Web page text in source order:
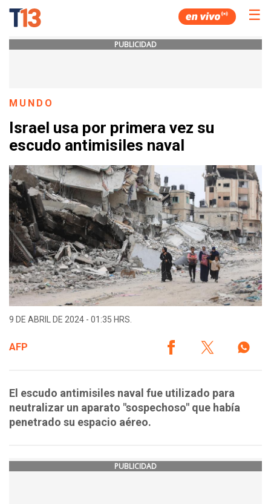
☰
PUBLICIDAD
MUNDO
Israel usa por primera vez su
escudo antimisiles naval
9 DE ABRIL DE 2024 - 01:35 HRS.
AFP
El escudo antimisiles naval fue utilizado para
neutralizar un aparato "sospechoso" que había
penetrado su espacio aéreo.
PUBLICIDAD